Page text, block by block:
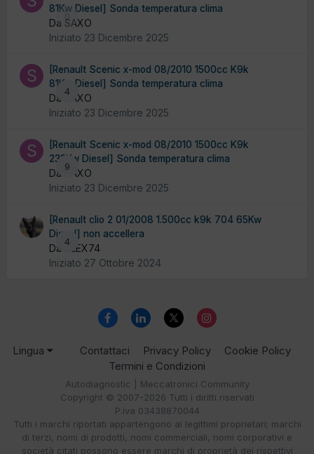
81Kw Diesel] Sonda temperatura clima
Da SAXO
Iniziato 23 Dicembre 2025
4
[Renault Scenic x-mod 08/2010 1500cc K9k
81Kw Diesel] Sonda temperatura clima
Da SAXO
Iniziato 23 Dicembre 2025
9
[Renault Scenic x-mod 08/2010 1500cc K9k
233Kw Diesel] Sonda temperatura clima
Da SAXO
Iniziato 23 Dicembre 2025
4
[Renault clio 2 01/2008 1.500cc k9k 704 65Kw
Diesel] non accellera
Da ALEX74
Iniziato 27 Ottobre 2024
Lingua Contattaci Privacy Policy
Cookie Policy
Termini e Condizioni
Autodiagnostic | Meccatronici Community
Copyright © 2007-2026 Tutti i diritti riservati
P.iva 03438870044
Tutti i marchi riportati appartengono ai legittimi proprietari; marchi
di terzi, nomi di prodotti, nomi commerciali, nomi corporativi e
società citati possono essere marchi di proprietà dei rispettivi